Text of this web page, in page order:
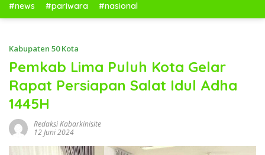
#news #pariwara #nasional
Kabupaten 50 Kota
Pemkab Lima Puluh Kota Gelar
Rapat Persiapan Salat Idul Adha
1445H
Redaksi Kabarkinisite
12 Juni 2024